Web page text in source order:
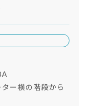
ー横の階段から